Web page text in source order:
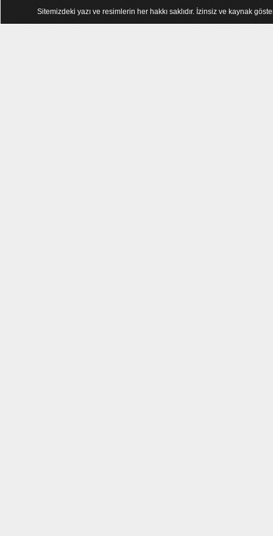
Sitemizdeki yazı ve resimlerin her hakkı saklıdır. İzinsiz ve kaynak